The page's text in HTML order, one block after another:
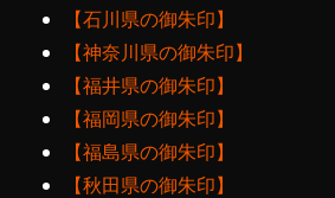
【石川県の御朱印】
【神奈川県の御朱印】
【福井県の御朱印】
【福岡県の御朱印】
【福島県の御朱印】
【秋田県の御朱印】